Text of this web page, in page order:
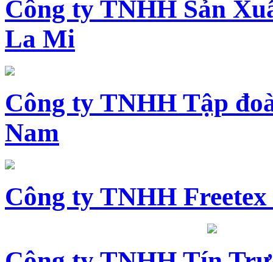
Công ty TNHH Sản
La Mi
Công ty TNHH Tập
Nam
Công ty TNHH